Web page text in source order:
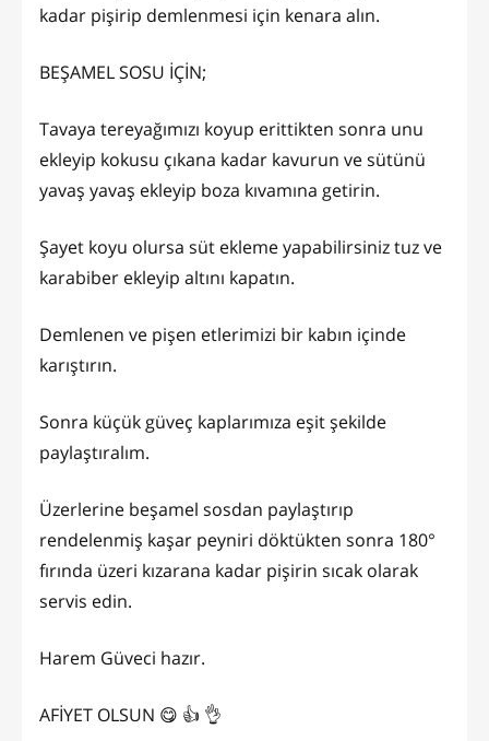
kadar pişirip demlenmesi için kenara alın.
BEŞAMEL SOSU İÇİN;
Tavaya tereyağımızı koyup erittikten sonra unu
ekleyip kokusu çıkana kadar kavurun ve sütünü
yavaş yavaş ekleyip boza kıvamına getirin.
Şayet koyu olursa süt ekleme yapabilirsiniz tuz ve
karabiber ekleyip altını kapatın.
Demlenen ve pişen etlerimizi bir kabın içinde
karıştırın.
Sonra küçük güveç kaplarımıza eşit şekilde
paylaştıralım.
Üzerlerine beşamel sosdan paylaştırıp
rendelenmiş kaşar peyniri döktükten sonra 180°
fırında üzeri kızarana kadar pişirin sıcak olarak
servis edin.
Harem Güveci hazır.
AFİYET OLSUN 😋 👍 👌